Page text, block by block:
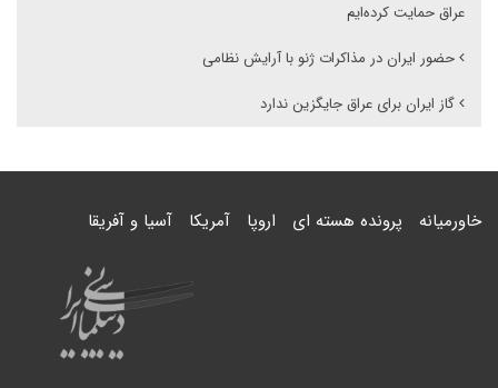
عراق حمایت کرده‌ایم
حضور ایران در مذاکرات ژنو با آرایش نظامی
گاز ایران برای عراق جایگزین ندارد
خاورمیانه پرونده هسته ای اروپا آمریکا آسیا و آفریقا